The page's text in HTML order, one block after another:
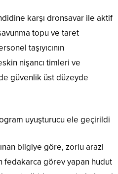
karşı dronsavar ile aktif
topu ve taret
taşıyıcının
nişancı timleri ve
güvenlik üst düzeyde
uyuşturucu ele geçirildi
bilgiye göre, zorlu arazi
fedakarca görev yapan hudut